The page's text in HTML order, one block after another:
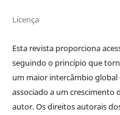
Licença
Esta revista proporciona
seguindo o princípio que
um maior intercâmbio global
associado a um crescimento
autor. Os direitos autorais